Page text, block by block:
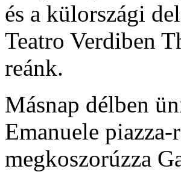
és a külországi
Teatro Verdiben
reánk.
Másnap délben
Emanuele
megkoszorúzza